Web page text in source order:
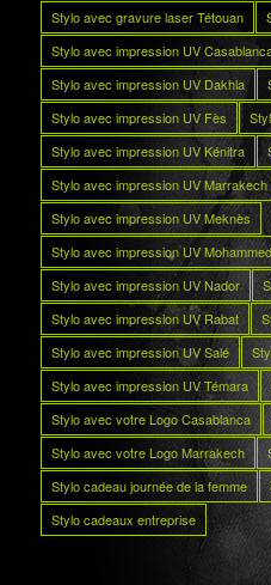
Stylo avec gravure laser Tétouan
Stylo avec impression UV
Stylo avec impression UV Dakhla
Stylo avec impression UV Fès
Stylo avec impression UV Kénitra
Stylo avec impression UV Marrakech
Stylo avec impression UV Meknès
Stylo avec impression UV
Stylo avec impression UV Nador
Stylo avec impression UV Rabat
Stylo avec impression UV Salé
Stylo avec impression UV Témara
Stylo avec votre Logo Casablanca
Stylo avec votre Logo Marrakech
Stylo cadeau journée de la femme
Stylo cadeaux entreprise